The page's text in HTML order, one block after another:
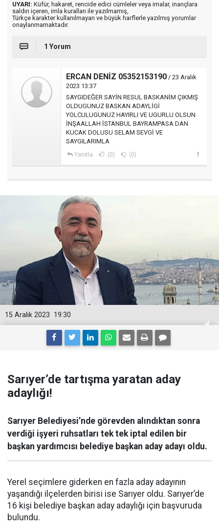
UYARI: Küfür, hakaret, rencide edici cümleler veya imalar, inançlara
saldırı içeren, imla kuralları ile yazılmamış,
Türkçe karakter kullanılmayan ve büyük harflerle yazılmış yorumlar
onaylanmamaktadır.
1 Yorum
ERCAN DENİZ 05352153190 / 23 Aralık
2023 13:37
SAYGIDEĞER SAYİN RESUL BASKANİM ÇIKMIŞ
OLDUGUNUZ BASKAN ADAYLİGİ
YOLCULUGUNUZ HAYIRLI VE UGURLU OLSUN
İNŞAALLAH İSTANBUL BAYRAMPASA DAN
KUCAK DOLUSU SELAM SEVGİ VE
SAYGILARIMLA
Yanıtla (0) (0)
19:30
15 Aralık 2023
Sarıyer’de tartışma yaratan aday
adaylığı!
Sarıyer Belediyesi’nde görevden alındıktan sonra
verdiği işyeri ruhsatları tek tek iptal edilen bir
başkan yardımcısı belediye başkan aday adayı oldu.
Yerel seçimlere giderken en fazla aday adayının
yaşandığı ilçelerden birisi ise Sarıyer oldu. Sarıyer’de
16 kişi belediye başkan aday adaylığı için başvuruda
bulundu.